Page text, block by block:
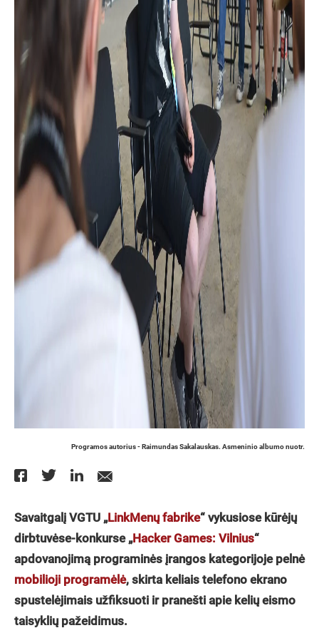
Programos autorius - Raimundas Sakalauskas. Asmeninio albumo nuotr.
Savaitgalį VGTU „LinkMenų fabrike“ vykusiose kūrėjų
dirbtuvėse-konkurse „Hacker Games: Vilnius“
apdovanojimą programinės įrangos kategorijoje pelnė
mobilioji programėlė, skirta keliais telefono ekrano
spustelėjimais užfiksuoti ir pranešti apie kelių eismo
taisyklių pažeidimus.